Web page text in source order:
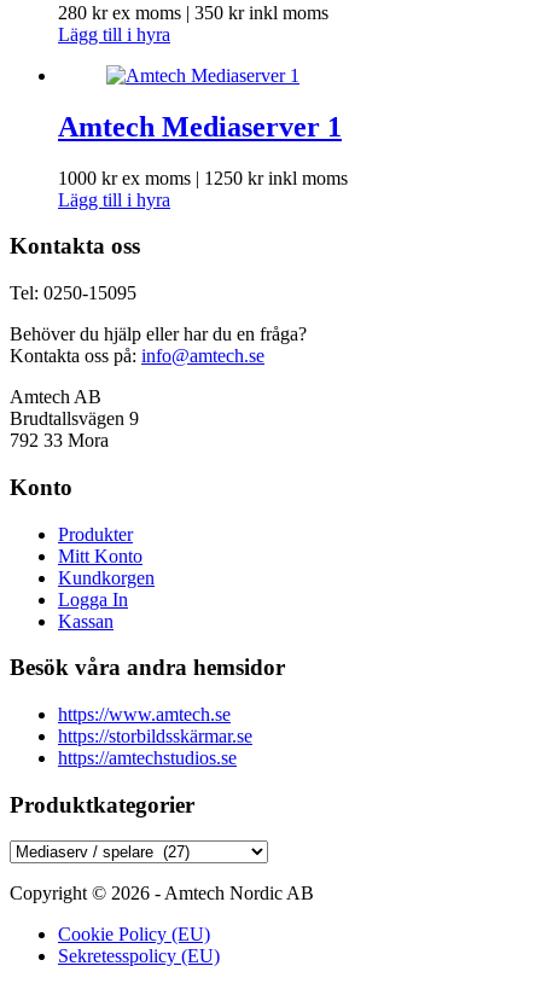
280 krex moms | 350 krinkl moms
Lägg till i hyra
Amtech Mediaserver 1
1000 krex moms | 1250 krinkl moms
Lägg till i hyra
Kontakta oss
Tel: 0250-15095
Behöver du hjälp eller har du en fråga?
Kontakta oss på: info@amtech.se
Amtech AB
Brudtallsvägen 9
792 33 Mora
Konto
Produkter
Mitt Konto
Kundkorgen
Logga In
Kassan
Besök våra andra hemsidor
https://www.amtech.se
https://storbildsskärmar.se
https://amtechstudios.se
Produktkategorier
Copyright © 2026 - Amtech Nordic AB
Cookie Policy (EU)
Sekretesspolicy (EU)